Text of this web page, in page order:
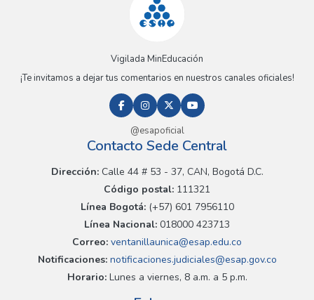
Vigilada MinEducación
¡Te invitamos a dejar tus comentarios en nuestros canales oficiales!
@esapoficial
Contacto Sede Central
Dirección:Calle 44 # 53 - 37, CAN, Bogotá D.C.
Código postal: 111321
Línea Bogotá:(+57) 601 7956110
Línea Nacional: 018000 423713
Correo: ventanillaunica@esap.edu.co
Notificaciones:notificaciones.judiciales@esap.gov.co
Horario:Lunes a viernes, 8 a.m. a 5 p.m.